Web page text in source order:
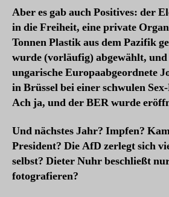
Aber es gab auch Positives: der
in die Freiheit, eine private
Tonnen Plastik aus dem Pazifik
wurde (vorläufig) abgewählt,
ungarische Europaabgeordnete
in Brüssel bei einer schwulen
Ach ja, und der BER wurde
Und nächstes Jahr? Impfen?
President? Die AfD zerlegt sich
selbst? Dieter Nuhr beschließt
fotografieren?